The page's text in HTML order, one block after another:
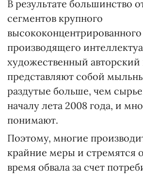
В результате большинство
сегментов крупного
высококонцентрированного
производящего
художественный авторский
представляют собой
раздутые больше, чем
началу лета 2008 года, и
понимают.
Поэтому, многие
крайние меры и стремятся
время обвала за счет